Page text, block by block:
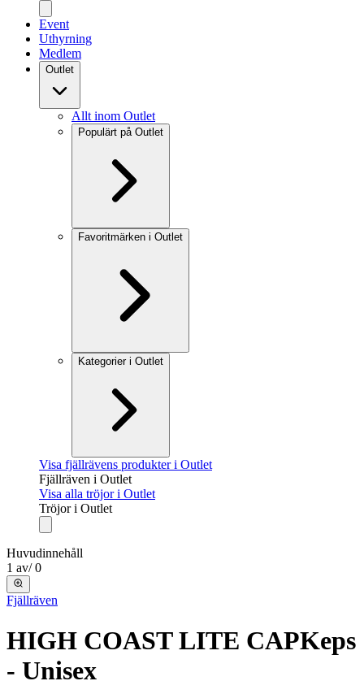
Event
Uthyrning
Medlem
Outlet
Allt inom Outlet
Populärt på Outlet
Favoritmärken i Outlet
Kategorier i Outlet
Visa fjällrävens produkter i Outlet
Fjällräven i Outlet
Visa alla tröjor i Outlet
Tröjor i Outlet
Huvudinnehåll
1 av/ 0
Fjällräven
HIGH COAST LITE CAPKeps
- Unisex